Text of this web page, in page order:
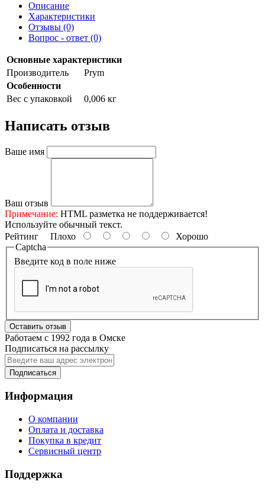
Описание
Характеристики
Отзывы (0)
Вопрос - ответ (0)
Основные характеристики
Производитель
Prym
Особенности
Вес с упаковкой
0,006 кг
Написать отзыв
Ваше имя
Ваш отзыв
Примечание: HTML разметка не поддерживается!
Используйте обычный текст.
Рейтинг Плохо
Хорошо
Captcha
Введите код в поле ниже
Оставить отзыв
Работаем с 1992 года в Омске
Подписаться на рассылку
Подписаться
Информация
О компании
Оплата и доставка
Покупка в кредит
Сервисный центр
Поддержка